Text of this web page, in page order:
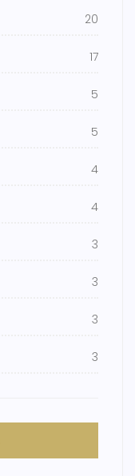
20
17
5
5
4
4
3
3
3
3